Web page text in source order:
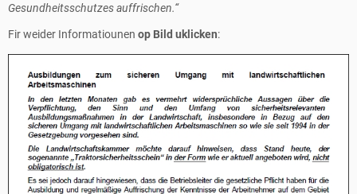
Gesundheitsschutzes auffrischen.“
Fir weider Informatiounen op Bild uklicken: